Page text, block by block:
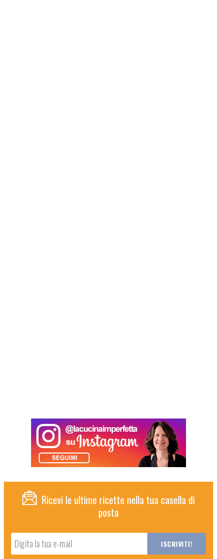
Ricevi le ultime ricette nella tua casella di
posta